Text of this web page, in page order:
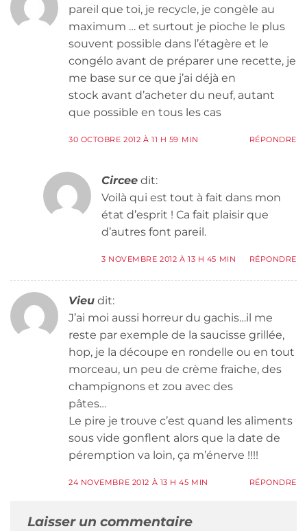
pareil que toi, je recycle, je congèle au
maximum … et surtout je pioche le plus
souvent possible dans l’étagère et le
congélo avant de préparer une recette, je
me base sur ce que j’ai déjà en
stock avant d’acheter du neuf, autant
que possible en tous les cas
30 OCTOBRE 2012 À 11 H 59 MIN RÉPONDRE
Circee dit:
Voilà qui est tout à fait dans mon
état d’esprit ! Ca fait plaisir que
d’autres font pareil.
3 NOVEMBRE 2012 À 13 H 45 MIN RÉPONDRE
Vieu dit:
J’ai moi aussi horreur du gachis…il me
reste par exemple de la saucisse grillée,
hop, je la découpe en rondelle ou en tout
morceau, un peu de crème fraiche, des
champignons et zou avec des
pâtes…
Le pire je trouve c’est quand les aliments
sous vide gonflent alors que la date de
péremption va loin, ça m’énerve !!!!
24 NOVEMBRE 2012 À 13 H 45 MIN RÉPONDRE
Laisser un commentaire